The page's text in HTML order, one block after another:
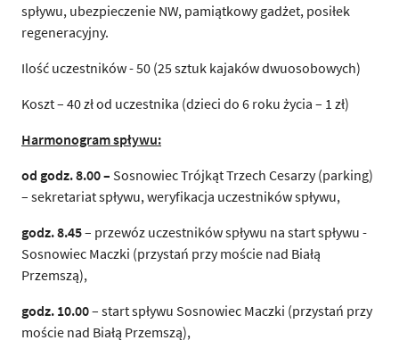
spływu, ubezpieczenie NW, pamiątkowy gadżet, posiłek
regeneracyjny.
Ilość uczestników - 50 (25 sztuk kajaków dwuosobowych)
Koszt – 40 zł od uczestnika (dzieci do 6 roku życia – 1 zł)
Harmonogram spływu:
od godz. 8.00 – Sosnowiec Trójkąt Trzech Cesarzy (parking)
– sekretariat spływu, weryfikacja uczestników spływu,
godz. 8.45– przewóz uczestników spływu na start spływu -
Sosnowiec Maczki (przystań przy moście nad Białą
Przemszą),
godz. 10.00– start spływu Sosnowiec Maczki (przystań przy
moście nad Białą Przemszą),